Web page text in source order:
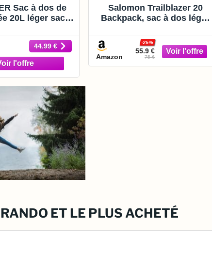
Sac à dos de
20L léger sac à
44.99 €
Salomon Trailblazer 20
Backpack, sac à dos léger
avec poches latérales
extensibles et harnais
rembourré, approprié pour
la randonnée ou la ville
Amazon
55.9 €
-25%
75 €
ET LE PLUS ACHETÉ